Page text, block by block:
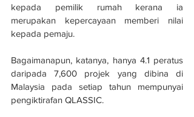
kepada pemilik rumah kerana ia
merupakan kepercayaan memberi nilai
kepada pemaju.
Bagaimanapun, katanya, hanya 4.1 peratus
daripada 7,600 projek yang dibina di
Malaysia pada setiap tahun mempunyai
pengiktirafan QLASSIC.